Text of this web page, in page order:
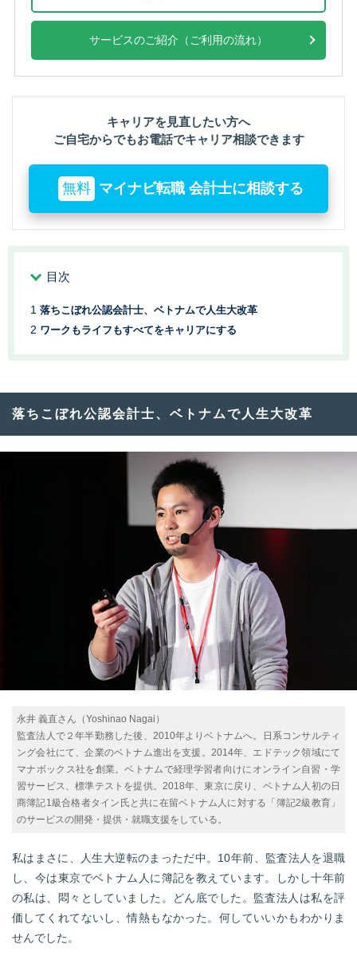
サービスのご紹介（ご利用の流れ）
キャリアを見直したい方へ
ご自宅からでもお電話でキャリア相談できます
無料 マイナビ転職 会計士に相談する
目次
落ちこぼれ公認会計士、ベトナムで人生大改革
ワークもライフもすべてをキャリアにする
落ちこぼれ公認会計士、ベトナムで人生大改革
永井 義直さん（Yoshinao Nagai）
監査法人で２年半勤務した後、2010年よりベトナムへ。日系コンサルティ
ング会社にて、企業のベトナム進出を支援。2014年、エドテック領域にて
マナボックス社を創業。ベトナムで経理学習者向けにオンライン自習・学
習サービス、標準テストを提供。2018年、東京に戻り、ベトナム人初の日
商簿記1級合格者タイン氏と共に在留ベトナム人に対する「簿記2級教育」
のサービスの開発・提供・就職支援をしている。
私はまさに、人生大逆転のまっただ中。10年前、監査法人を退職
し、今は東京でベトナム人に簿記を教えています。しかし十年前
の私は、悶々としていました。どん底でした。監査法人は私を評
価してくれてないし、情熱もなかった。何していいかもわかりま
せんでした。